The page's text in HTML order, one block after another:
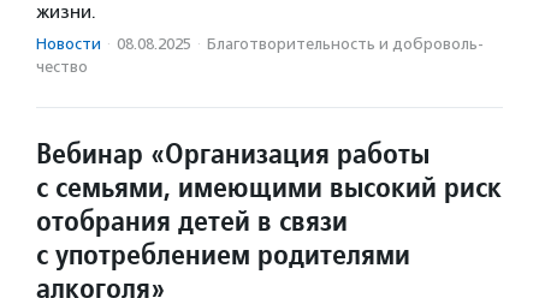
жизни.
Новости · 08.08.2025 · Благотвори­тель­ность и доброволь­
чест­во
Вебинар «Организация работы
с семьями, имеющими высокий риск
отобрания детей в связи
с употреблением родителями
алкоголя»